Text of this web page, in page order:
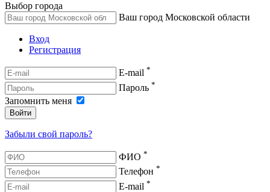
Выбор города
Ваш город Московской области
Вход
Регистрация
E-mail *
Пароль *
Запомнить меня
Войти
Забыли свой пароль?
ФИО *
Телефон *
E-mail *